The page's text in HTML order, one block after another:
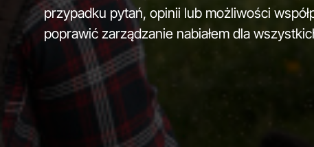
przypadku pytań, opinii lub możliwości
poprawić zarządzanie nabiałem dla